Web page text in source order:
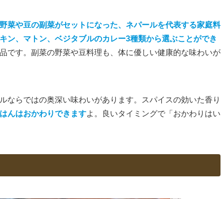
菜や豆の副菜がセットになった、ネパールを代表する家庭料
ン、マトン、ベジタブルのカレー3種類から選ぶことができ
です。副菜の野菜や豆料理も、体に優しい健康的な味わいが
ならではの奥深い味わいがあります。スパイスの効いた香り
んはおかわりできますよ。良いタイミングで「おかわりはい